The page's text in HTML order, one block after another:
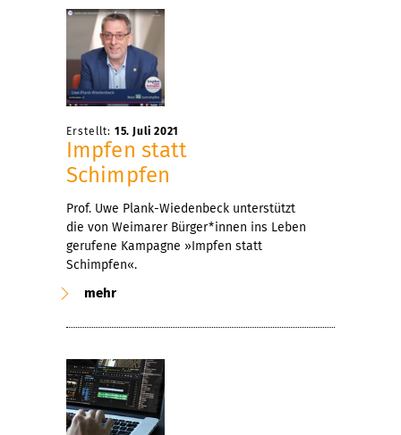
Erstellt: 15. Juli 2021
Impfen statt
Schimpfen
Prof. Uwe Plank-Wiedenbeck unterstützt
die von Weimarer Bürger*innen ins Leben
gerufene Kampagne »Impfen statt
Schimpfen«.
mehr